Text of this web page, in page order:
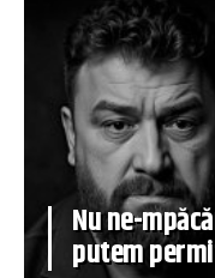
Nu ne-
putem